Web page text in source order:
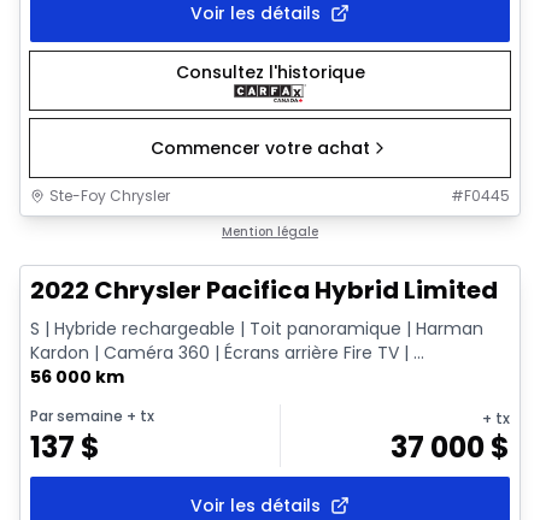
Voir les détails
Consultez l'historique
Commencer votre achat
Ste-Foy Chrysler #F0445
Mention légale
2022 Chrysler Pacifica Hybrid Limited
S | Hybride rechargeable | Toit panoramique | Harman
Kardon | Caméra 360 | Écrans arrière Fire TV | ...
56 000 km
Par semaine + tx
137 $
+ tx
37 000$
Voir les détails